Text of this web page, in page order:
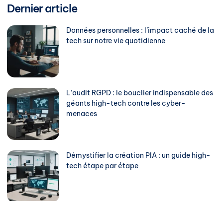
Dernier article
Données personnelles : l’impact caché de la
tech sur notre vie quotidienne
L’audit RGPD : le bouclier indispensable des
géants high-tech contre les cyber-
menaces
Démystifier la création PIA : un guide high-
tech étape par étape